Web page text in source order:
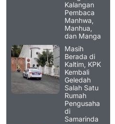
Kalangan
Pembaca
Manhwa,
Manhua,
dan Manga
Masih
Berada di
Kaltim, KPK
Kembali
Geledah
Salah Satu
Rumah
Pengusaha
di
Samarinda